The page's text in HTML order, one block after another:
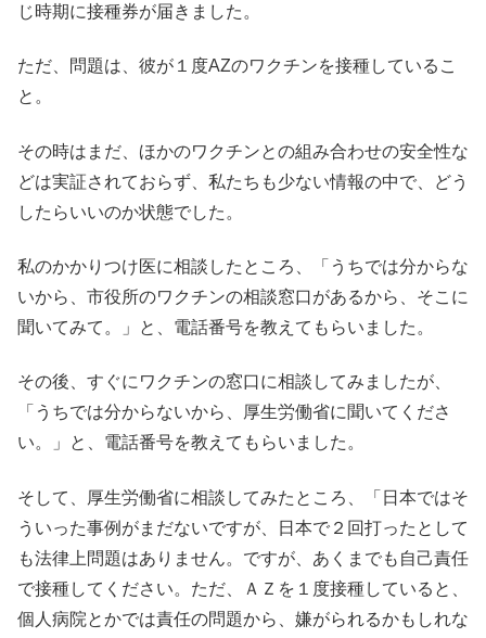
じ時期に接種券が届きました。
ただ、問題は、彼が１度AZのワクチンを接種しているこ
と。
その時はまだ、ほかのワクチンとの組み合わせの安全性な
どは実証されておらず、私たちも少ない情報の中で、どう
したらいいのか状態でした。
私のかかりつけ医に相談したところ、「うちでは分からな
いから、市役所のワクチンの相談窓口があるから、そこに
聞いてみて。」と、電話番号を教えてもらいました。
その後、すぐにワクチンの窓口に相談してみましたが、
「うちでは分からないから、厚生労働省に聞いてくださ
い。」と、電話番号を教えてもらいました。
そして、厚生労働省に相談してみたところ、「日本ではそ
ういった事例がまだないですが、日本で２回打ったとして
も法律上問題はありません。ですが、あくまでも自己責任
で接種してください。ただ、ＡＺを１度接種していると、
個人病院とかでは責任の問題から、嫌がられるかもしれな